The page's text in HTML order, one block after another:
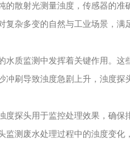
散射光测量浊度，传感器的
杂多变的自然与工业场景，满
水质监测中发挥着关键作用。
刷导致浊度急剧上升，浊度探
度探头用于监控处理效果，确
测废水处理过程中的浊度变化